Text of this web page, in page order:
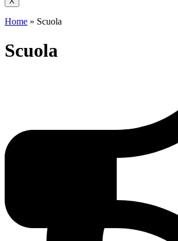
Home » Scuola
Scuola